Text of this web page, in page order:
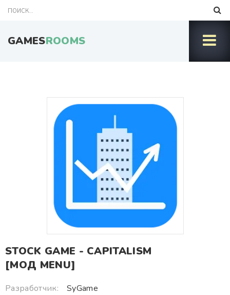
GAMESROOMS
STOCK GAME - CAPITALISM
[МОД MENU]
Разработчик:
SyGame